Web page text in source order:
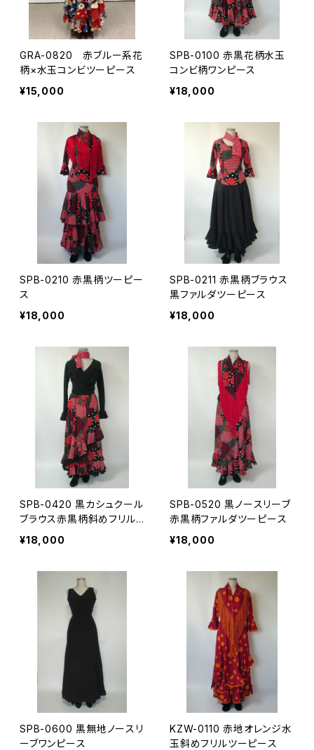
GRA-0820 赤ブルー系花
柄×水玉コンビツーピース
¥15,000
SPB-0100 赤黒花柄水玉
コンビ柄ワンピース
¥18,000
SPB-0210 赤黒柄ツーピー
ス
¥18,000
SPB-0211 赤黒柄ブラウス
黒ファルダツーピース
¥18,000
SPB-0420 黒カシュクール
ブラウス赤黒柄斜めフリル
ファルダツーピース
¥18,000
SPB-0520 黒ノースリーブ
赤黒柄ファルダツーピース
¥18,000
SPB-0600 黒無地ノースリ
ーブワンピース
KZW-0110 赤地オレンジ水
玉斜めフリルツーピース